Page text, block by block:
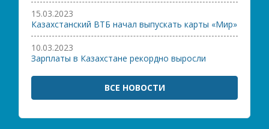
15.03.2023
Казахстанский ВТБ начал выпускать карты «Мир»
10.03.2023
Зарплаты в Казахстане рекордно выросли
ВСЕ НОВОСТИ